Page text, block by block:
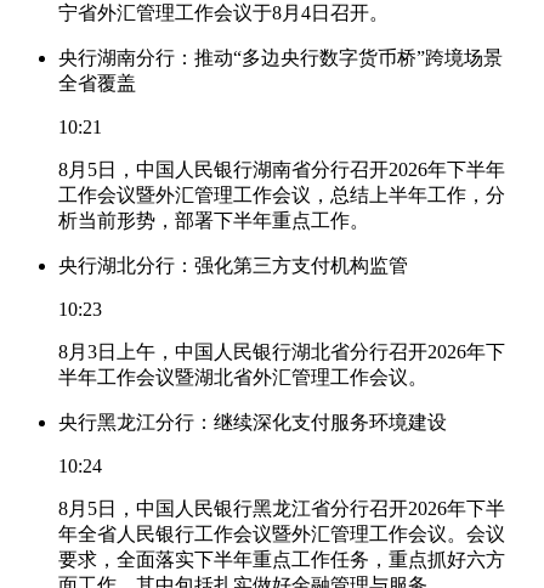
宁省外汇管理工作会议于8月4日召开。
央行湖南分行：推动“多边央行数字货币桥”跨境场景
全省覆盖
10:21
8月5日，中国人民银行湖南省分行召开2026年下半年
工作会议暨外汇管理工作会议，总结上半年工作，分
析当前形势，部署下半年重点工作。
央行湖北分行：强化第三方支付机构监管
10:23
8月3日上午，中国人民银行湖北省分行召开2026年下
半年工作会议暨湖北省外汇管理工作会议。
央行黑龙江分行：继续深化支付服务环境建设
10:24
8月5日，中国人民银行黑龙江省分行召开2026年下半
年全省人民银行工作会议暨外汇管理工作会议。会议
要求，全面落实下半年重点工作任务，重点抓好六方